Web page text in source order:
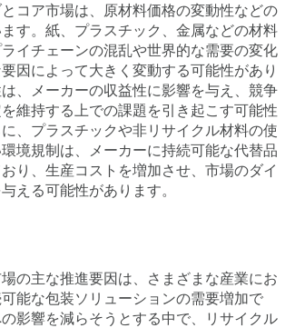
コア市場は、原材料価格の変動性などの
す。紙、プラスチック、金属などの材料
イチェーンの混乱や世界的な需要の変化
因によって大きく変動する可能性があり
、メーカーの収益性に影響を与え、競争
維持する上での課題を引き起こす可能性
、プラスチックや非リサイクル材料の使
境規制は、メーカーに持続可能な代替品
り、生産コストを増加させ、市場のダイ
える可能性があります。
の主な推進要因は、さまざまな産業にお
能な包装ソリューションの需要増加で
影響を減らそうとする中で、リサイクル